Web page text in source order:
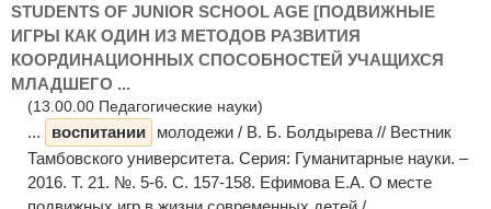
STUDENTS OF JUNIOR SCHOOL AGE [ПОДВИЖНЫЕ
ИГРЫ КАК ОДИН ИЗ МЕТОДОВ РАЗВИТИЯ
КООРДИНАЦИОННЫХ СПОСОБНОСТЕЙ УЧАЩИХСЯ
МЛАДШЕГО ...
(13.00.00 Педагогические науки)
... воспитании
молодежи / В. Б. Болдырева // Вестник
Тамбовского университета. Серия: Гуманитарные науки. –
2016. Т. 21. №. 5-6. С. 157-158. Ефимова Е.А. О месте